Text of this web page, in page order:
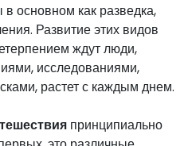
основном как разведка,
Развитие этих видов
ждут люди,
исследованиями,
растет с каждым днем.
принципиально